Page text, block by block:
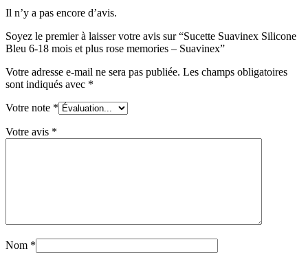
Il n’y a pas encore d’avis.
Soyez le premier à laisser votre avis sur “Sucette Suavinex Silicone
Bleu 6-18 mois et plus rose memories – Suavinex”
Votre adresse e-mail ne sera pas publiée. Les champs obligatoires
sont indiqués avec *
Votre note *
Votre avis *
Nom *